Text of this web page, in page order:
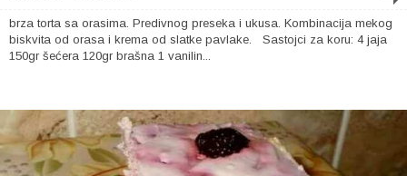
brza torta sa orasima. Predivnog preseka i ukusa. Kombinacija mekog
biskvita od orasa i krema od slatke pavlake. Sastojci za koru: 4 jaja
150gr šećera 120gr brašna 1 vanilin...